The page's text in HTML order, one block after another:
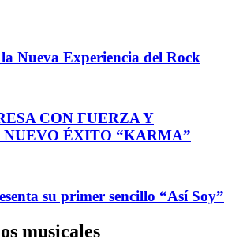
Nueva Experiencia del Rock
CON FUERZA Y
NUEVO ÉXITO “KARMA”
su primer sencillo “Así Soy”
musicales